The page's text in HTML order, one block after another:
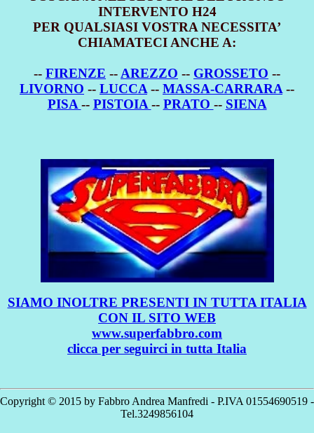
INTERVENTO H24
PER QUALSIASI VOSTRA NECESSITA’
CHIAMATECI ANCHE A:
-- FIRENZE -- AREZZO -- GROSSETO --
LIVORNO -- LUCCA -- MASSA-CARRARA --
PISA -- PISTOIA -- PRATO -- SIENA
SIAMO INOLTRE PRESENTI IN TUTTA ITALIA
CON IL SITO WEB
www.superfabbro.com
clicca per seguirci in tutta Italia
Copyright © 2015 by Fabbro Andrea Manfredi - P.IVA 01554690519 -
Tel.3249856104